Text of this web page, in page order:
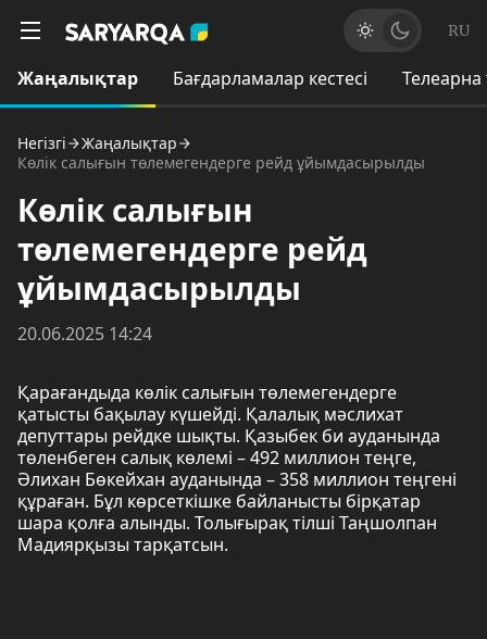
RU
Жаңалықтар Бағдарламалар кестесі
Негізгі
Жаңалықтар
Көлік салығын төлемегендерге рейд ұйымдасырылды
Көлік салығын
төлемегендерге рейд
ұйымдасырылды
20.06.2025 14:24
Қарағандыда көлік салығын төлемегендерге
қатысты бақылау күшейді. Қалалық мәслихат
депуттары рейдке шықты. Қазыбек би ауданында
төленбеген салық көлемі – 492 миллион теңге,
Әлихан Бөкейхан ауданында – 358 миллион теңгені
құраған. Бұл көрсеткішке байланысты бірқатар
шара қолға алынды. Толығырақ тілші Таңшолпан
Мадиярқызы тарқатсын.